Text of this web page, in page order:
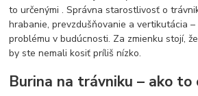
to určenými . Správna starostlivosť o
hrabanie, prevzdušňovanie a vertikutácia
problému v budúcnosti. Za zmienku stojí,
by ste nemali kosiť príliš nízko.
Burina na trávniku – ako to